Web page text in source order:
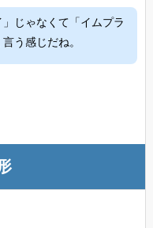
じゃなくて「イムプラ
う感じだね。